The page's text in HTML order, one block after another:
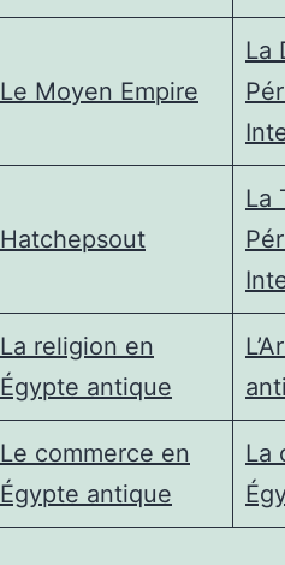
Le Moyen Empire
La
Hatchepsout
La
La religion en
Égypte antique
Le commerce en
Égypte antique
La